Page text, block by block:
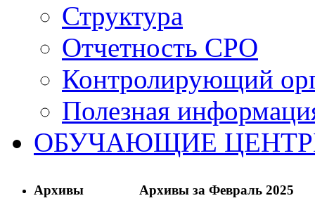
Структура
Отчетность СРО
Контролирующий
Полезная
ОБУЧАЮЩИЕ
Архивы Архивы за Февраль 2025